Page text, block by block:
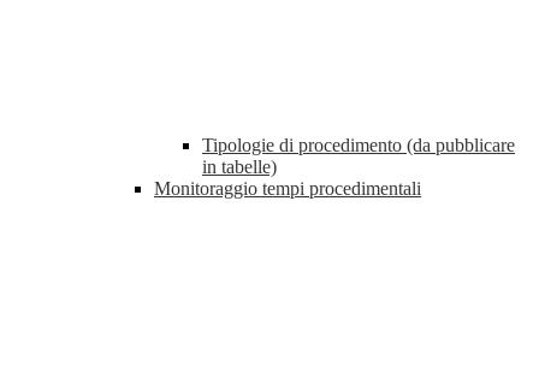
Tipologie di procedimento (da pubblicare
in tabelle)
Monitoraggio tempi procedimentali